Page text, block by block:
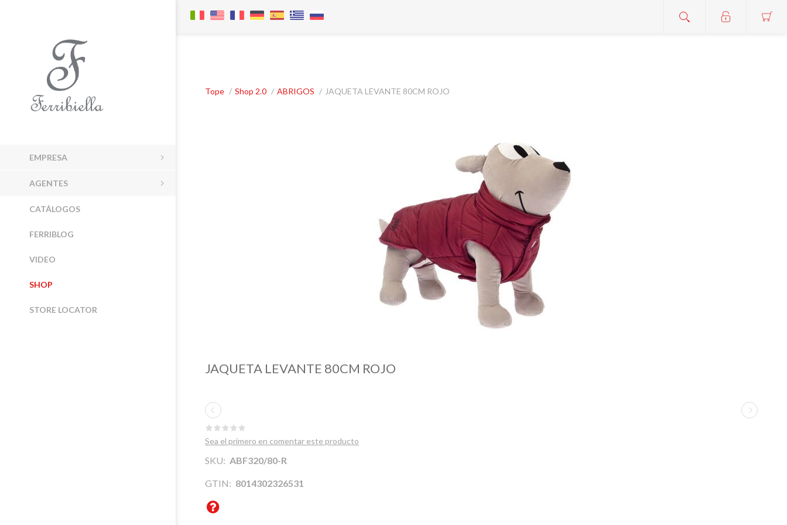
EMPRESA
NOSOTROS
DÓNDE ESTAMOS
DURABILIDAD
AGENTES
ITALIA DEL SUR
CATÁLOGOS
FERRIBLOG
VIDEO
SHOP
STORE LOCATOR
Tope / Shop 2.0 / ABRIGOS / JAQUETA LEVANTE 80CM ROJO
JAQUETA LEVANTE 80CM ROJO
Sea el primero en comentar este producto
SKU: ABF320/80-R
GTIN: 8014302326531